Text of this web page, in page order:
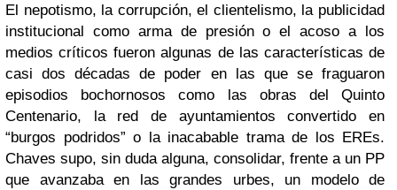
El nepotismo, la corrupción, el clientelismo, la publicidad
institucional como arma de presión o el acoso a los
medios críticos fueron algunas de las características de
casi dos décadas de poder en las que se fraguaron
episodios bochornosos como las obras del Quinto
Centenario, la red de ayuntamientos convertido en
“burgos podridos” o la inacabable trama de los EREs.
Chaves supo, sin duda alguna, consolidar, frente a un PP
que avanzaba en las grandes urbes, un modelo de